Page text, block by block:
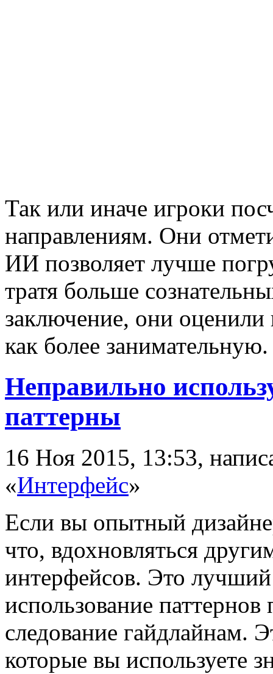
Так или иначе игроки
направлениям. Они
ИИ позволяет лучше
тратя больше
заключение, они
как более
Неправильно
паттерны
16 Ноя 2015, 13:53,
«Интерфейс»
Если вы опытный
что, вдохновляться
интерфейсов. Это
использование
следование гайдлайнам.
которые вы используете